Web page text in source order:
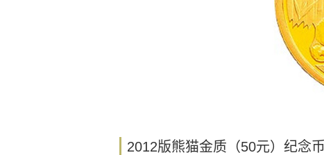
2012版熊猫金质（50元）纪念币